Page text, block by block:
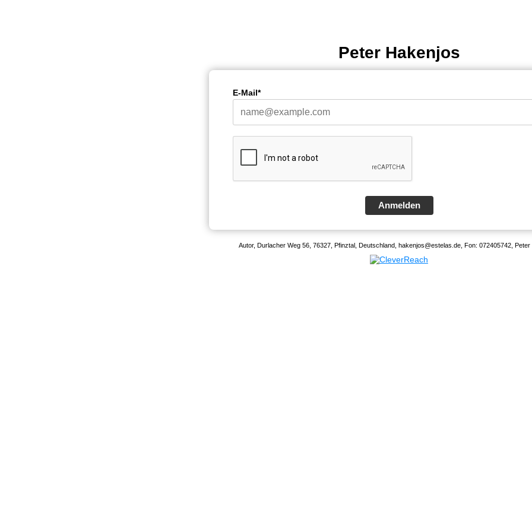
Peter Hakenjos
E-Mail*
Anmelden
Autor, Durlacher Weg 56, 76327, Pfinztal, Deutschland, hakenjos@estelas.de, Fon: 072405742, Peter